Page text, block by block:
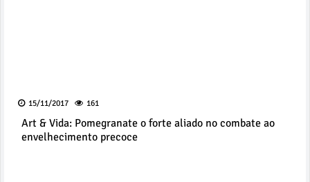
15/11/2017 161
Art & Vida: Pomegranate o forte aliado no combate ao
envelhecimento precoce